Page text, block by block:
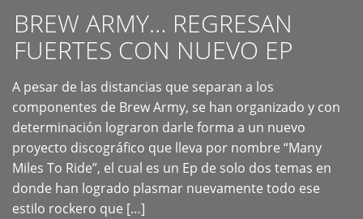
BREW ARMY… REGRESAN
FUERTES CON NUEVO EP
A pesar de las distancias que separan a los
componentes de Brew Army, se han organizado y con
determinación lograron darle forma a un nuevo
proyecto discográfico que lleva por nombre “Many
Miles To Ride”, el cual es un Ep de solo dos temas en
donde han logrado plasmar nuevamente todo ese
estilo rockero que […]
+